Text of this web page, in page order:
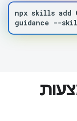
npx skills add
guidance --